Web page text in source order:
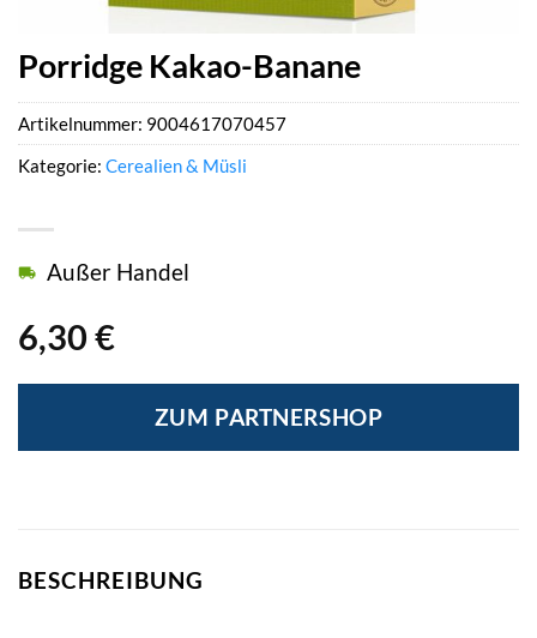
Porridge Kakao-Banane
6,30 €
Außer Handel
ZUM PARTNERSHOP
Artikelnummer: 9004617070457
Kategorie: Cerealien & Müsli
BESCHREIBUNG